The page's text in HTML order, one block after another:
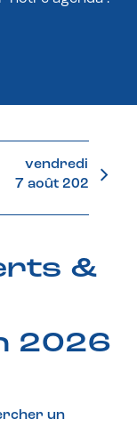
vendredi
7 août 2026
&
2026
un